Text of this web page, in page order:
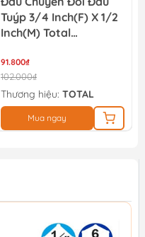
Tuýp 3/4 Inch(F) X 1/2
Inch(M) Total
91.800₫
102.000₫
Thương hiệu: TOTAL
Mua ngay